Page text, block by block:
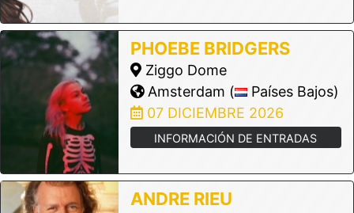
PHOEBE BRIDGERS
Ziggo Dome
Amsterdam (
Países Bajos)
07 DICIEMBRE 2026
INFORMACIÓN DE ENTRADAS
ANDRE RIEU